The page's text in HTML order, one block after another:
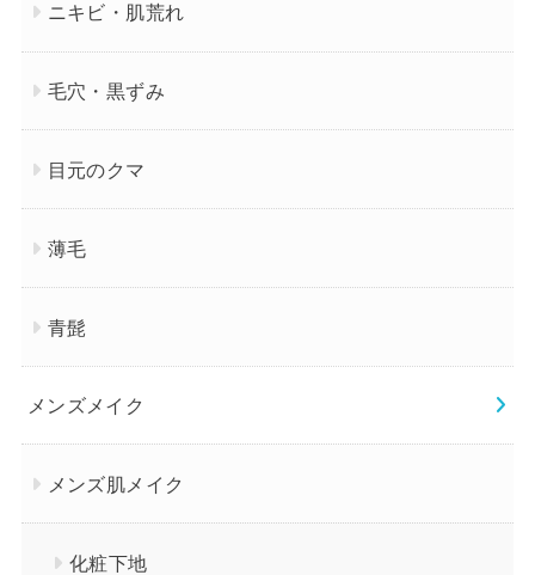
ニキビ・肌荒れ
毛穴・黒ずみ
目元のクマ
薄毛
青髭
メンズメイク
メンズ肌メイク
化粧下地